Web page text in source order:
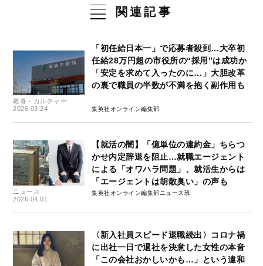
関連記事
教養・カルチャー
2026.03.24
「初任給日本一」で応募者殺到…大卒初
任給28万円超の市役所の“採用”は成功か
「安定を求めて入ったのに…」大胆改革
の裏で職員の半数が不満を抱く副作用も
集英社オンライン編集部
ニュース
2026.04.01
【就活の闇】「億単位の違約金」ちらつ
かせ内定辞退を阻止…就職エージェント
による「オワハラ問題」、就活生からは
「エージェントは胡散臭い」の声も
集英社オンライン編集部ニュース班
〈新入社員スピード退職続出〉コロナ禍
に出社一日で退社を決意した女性の本音
「この会社おかしいかも…」という違和